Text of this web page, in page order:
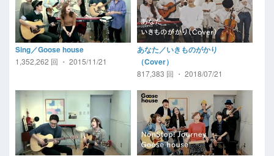
Sing／Goose house
1,352,262 回 ・ 2015/11/21
あなた／いきものがかり
（Cover）
817,383 回 ・ 2018/07/21